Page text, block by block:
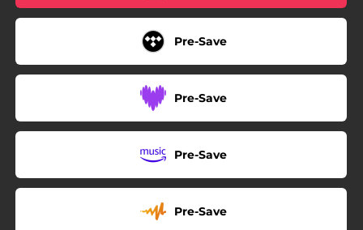
Pre-Save
Pre-Save
Pre-Save
Pre-Save